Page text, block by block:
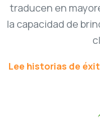
Lee historias de